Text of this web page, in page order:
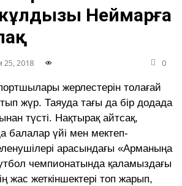
Неймарға
2018 0
жерлестерін толағай
жүр. Таяуда тағы да бір додада
түсті. Нақтырақ айтсақ,
балалар үйі мен мектеп-
арасындағы «Арманыңа
чемпионатында қаламыздағы
жас жеткіншектері топ жарып,